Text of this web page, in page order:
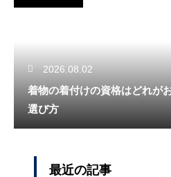
2026.08.02
着物の着付けの資格はどれが
選び方
最近の記事